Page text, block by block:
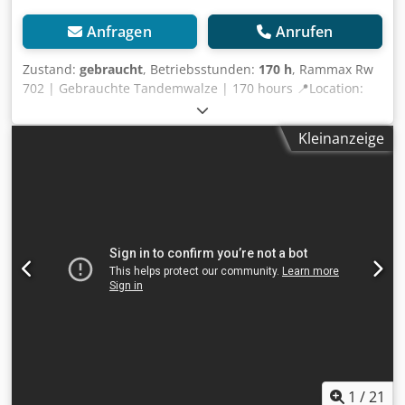
Anfragen Anrufen
Zustand: gebraucht, Betriebsstunden: 170 h, Rammax Rw
702 | Gebrauchte Tandemwalze | 170 hours 📍Location:
Deutschland 🚛 Delivery available to your destination – Use
our shipping calculator to estimate transport costs! 💰 Buy
Now for EUR 5000 or Make an Offer. Payment at delivery
Want to see the full inspection, extra photos, or a video?
Tip: The reference "40728 Equippo" is commonly used
when looking up more details online. 💡 Why this machine
Kleinanzeige
1 /21